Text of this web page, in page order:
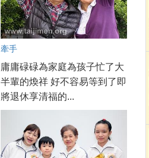
牽手
庸庸碌碌為家庭為孩子忙了大
半輩的煥祥 好不容易等到了即
將退休享清福的...